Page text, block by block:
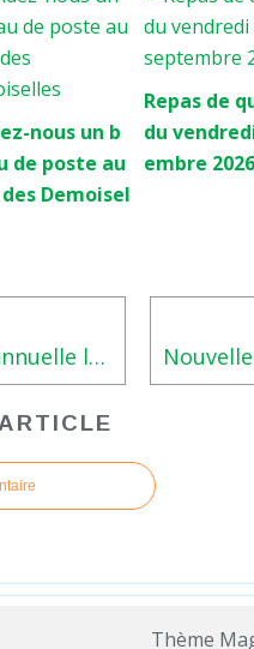
nous un b
de poste au
Demoisel
Repas de
du
embre 2026
Assemblée Générale annuelle le 13 février 2017
Thème